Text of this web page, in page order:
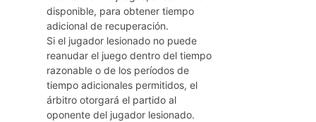
disponible, para obtener tiempo
adicional de recuperación.
Si el jugador lesionado no puede
reanudar el juego dentro del tiempo
razonable o de los períodos de
tiempo adicionales permitidos, el
árbitro otorgará el partido al
oponente del jugador lesionado.